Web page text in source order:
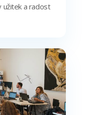
užitek a radost